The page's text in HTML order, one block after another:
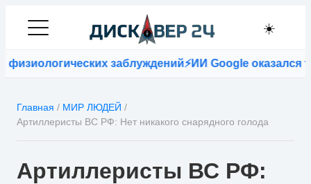
☀️
заблуждений⚡ИИ Google оказался
Главная / МИР ЛЮДЕЙ /
Артиллеристы ВС РФ: Нет никакого снарядного голода
Артиллеристы ВС РФ: